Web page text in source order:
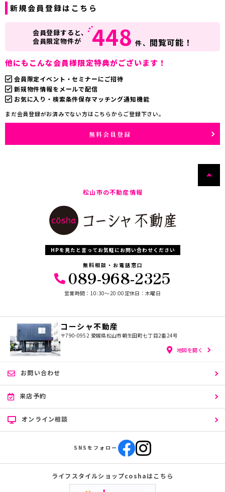
新規会員登録はこちら
会員登録すると、
会員限定物件が
448 件、 閲覧可能！
他にもこんな会員様限定特典がございます！
会員限定イベント・セミナーにご招待
新規物件情報をメールで配信
お気に入り・検索条件保存マッチング通知機能
まだ会員登録がお済みでない方はこちらからご登録下さい。
無料会員登録
松山市の不動産情報
HPを見たと言ってお気軽にお問い合わせください
無料相談・お電話窓口
089-968-2325
営業時間：10:30〜20:00 定休日：木曜日
コーシャ不動産
〒790-0952 愛媛県松山市朝生田町七丁目2番24号
地図を開く
お問い合わせ
来店予約
オンライン相談
SNSをフォロー
ライフスタイルショップcoshaはこちら